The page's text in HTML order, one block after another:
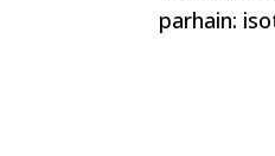
parhain: